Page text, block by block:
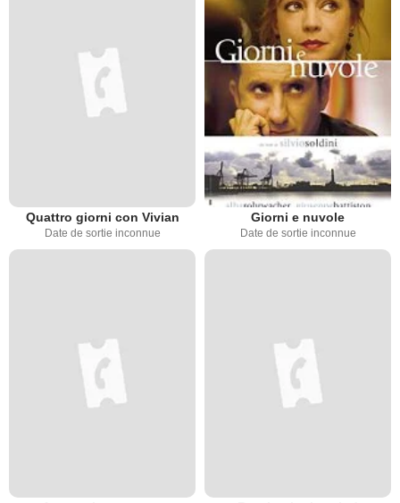
Quattro giorni con Vivian
Date de sortie inconnue
Giorni e nuvole
Date de sortie inconnue